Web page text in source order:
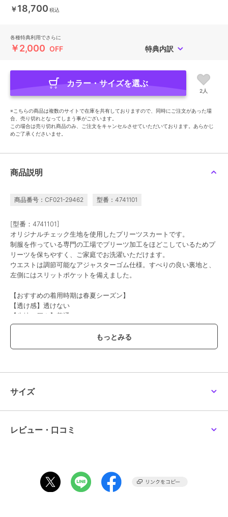
￥18,700 税込
各種特典利用でさらに
￥2,000 OFF 特典内訳
カラー・サイズを選ぶ
2人
※こちらの商品は複数のサイトで在庫を共有しておりますので、同時にご注文があった場
合、売り切れとなってしまう事がございます。
この場合は売り切れ商品のみ、ご注文をキャンセルさせていただいております。あらかじ
めご了承くださいませ。
商品説明
商品番号：CF021-29462 型番：4741101
[型番：4741101]
オリジナルチェック生地を使用したプリーツスカートです。
制服を作っている専門の工場でプリーツ加工をほどこしているためプ
リーツを保ちやすく、ご家庭でお洗濯いただけます。
ウエストは調節可能なアジャスターゴム仕様。すべりの良い裏地と、
左側にはスリットポケットを備えました。
【おすすめの着用時期は春夏シーズン】
【透け感】透けない
【生地の厚さ】普通
【伸縮性】なし
【ポケット】あり
商品カテゴリ
ブルー、赤、ベージュ、紺
4サイズ展開
サイズ
レビュー・口コミ